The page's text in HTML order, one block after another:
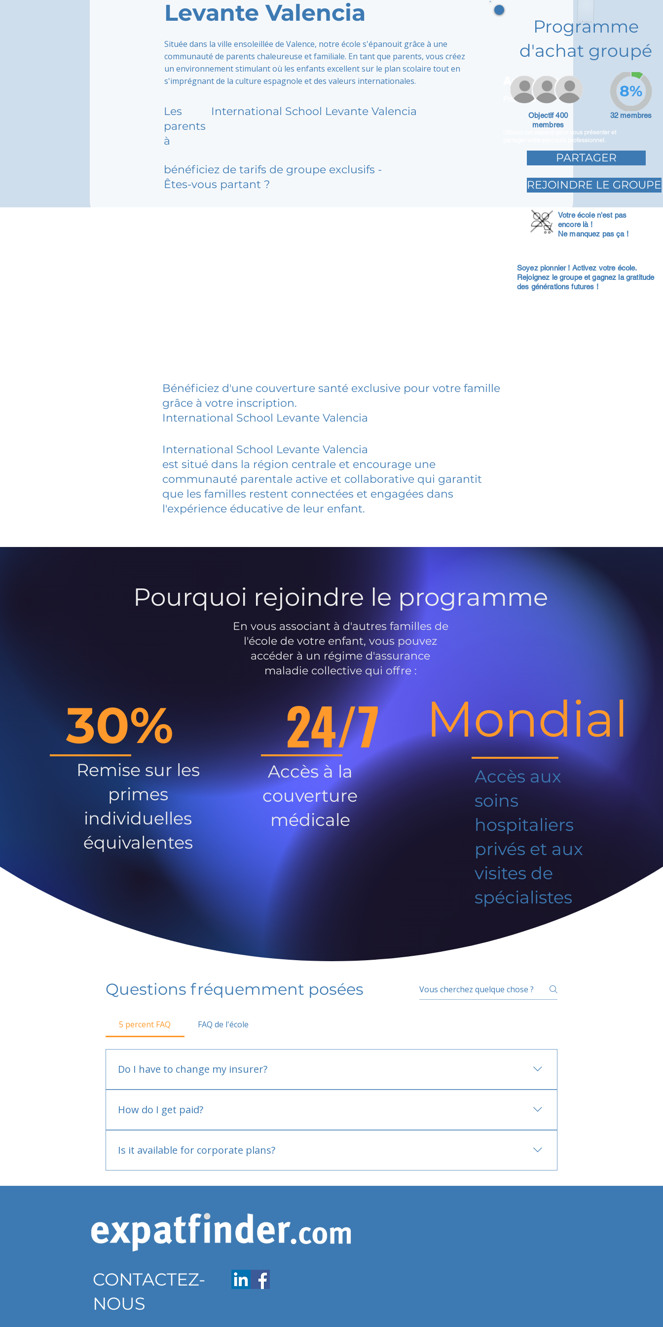
Levante Valencia
Située dans la ville ensoleillée de Valence, notre école s'épanouit grâce à une
communauté de parents chaleureuse et familiale. En tant que parents, vous créez
un environnement stimulant où les enfants excellent sur le plan scolaire tout en
s'imprégnant de la culture espagnole et des valeurs internationales.
Les
parents
à
International School Levante Valencia
bénéficiez de tarifs de groupe exclusifs -
Êtes-vous partant ?
Adam Caar
Promoteur
Utilisez cet espace pour vous présenter et
partager votre parcours professionnel.
Programme
d'achat groupé
Objectif 400
membres
32 membres
8%
PARTAGER
REJOINDRE LE GROUPE
Votre école n'est pas
encore là !
Ne manquez pas ça !
Soyez pionnier ! Activez votre école.
Rejoignez le groupe et gagnez la gratitude
des générations futures !
Bénéficiez d'une couverture santé exclusive pour votre famille
grâce à votre inscription.
International School Levante Valencia
International School Levante Valencia
est situé dans la région centrale et encourage une
communauté parentale active et collaborative qui garantit
que les familles restent connectées et engagées dans
l'expérience éducative de leur enfant.
Pourquoi rejoindre le programme
En vous associant à d'autres familles de
l'école de votre enfant, vous pouvez
accéder à un régime d'assurance
maladie collective qui offre :
30%
Remise sur les
primes
individuelles
équivalentes
24/7
Accès à la
couverture
médicale
Mondial
Accès aux
soins
hospitaliers
privés et aux
visites de
spécialistes
Questions fréquemment posées
5 percent FAQ FAQ de l'école
Do I have to change my insurer?
How do I get paid?
Is it available for corporate plans?
CONTACTEZ-
NOUS